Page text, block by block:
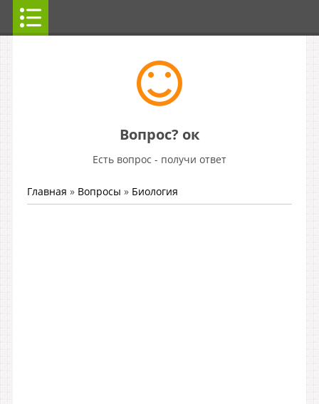
Вопрос? ок
Есть вопрос - получи ответ
Главная » Вопросы » Биология